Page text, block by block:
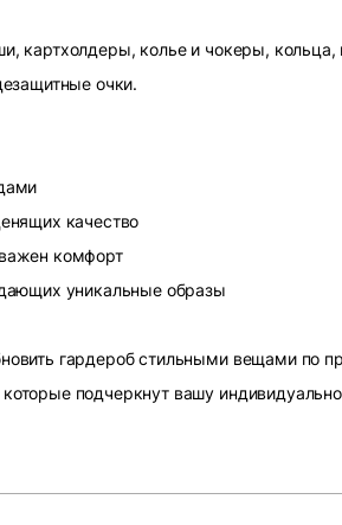
картхолдеры, колье и чокеры, кольца,
очки.
качество
комфорт
уникальные образы
гардероб стильными вещами по
подчеркнут вашу